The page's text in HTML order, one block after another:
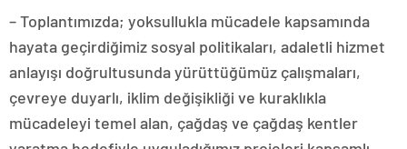
– Toplantımızda; yoksullukla mücadele kapsamında
hayata geçirdiğimiz sosyal politikaları, adaletli hizmet
anlayışı doğrultusunda yürüttüğümüz çalışmaları,
çevreye duyarlı, iklim değişikliği ve kuraklıkla
mücadeleyi temel alan, çağdaş ve çağdaş kentler